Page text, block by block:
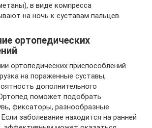
в виде компресса
на ночь к суставам пальцев.
ортопедических
ортопедических приспособлений
на пораженные суставы,
дополнительного
поможет подобрать
фиксаторы, разнообразные
заболевание находится на ранней